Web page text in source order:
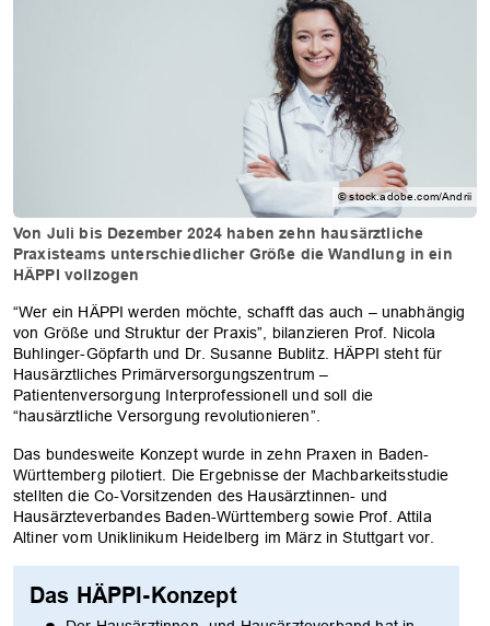
© stock.adobe.com/Andrii
Von Juli bis Dezember 2024 haben zehn hausärztliche
Praxisteams unterschiedlicher Größe die Wandlung in ein
HÄPPI vollzogen
“Wer ein HÄPPI werden möchte, schafft das auch – unabhängig
von Größe und Struktur der Praxis”, bilanzieren Prof. Nicola
Buhlinger-Göpfarth und Dr. Susanne Bublitz. HÄPPI steht für
Hausärztliches Primärversorgungszentrum –
Patientenversorgung Interprofessionell und soll die
“hausärztliche Versorgung revolutionieren”.
Das bundesweite Konzept wurde in zehn Praxen in Baden-
Württemberg pilotiert. Die Ergebnisse der Machbarkeitsstudie
stellten die Co-Vorsitzenden des Hausärztinnen- und
Hausärzteverbandes Baden-Württemberg sowie Prof. Attila
Altiner vom Uniklinikum Heidelberg im März in Stuttgart vor.
Das HÄPPI-Konzept